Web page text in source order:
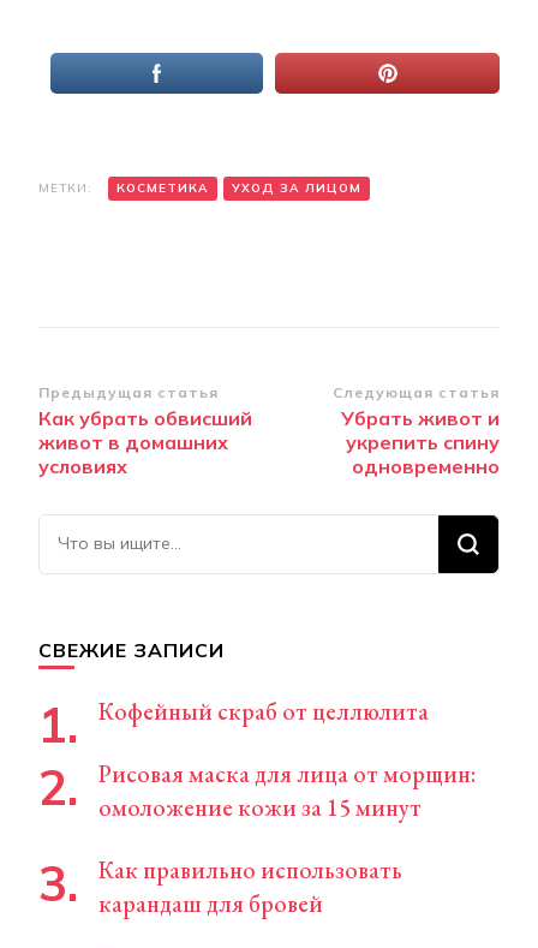
МЕТКИ: КОСМЕТИКА УХОД ЗА ЛИЦОМ
Навигация
по
записям
Предыдущая статья
Как убрать обвисший
живот в домашних
условиях
Следующая статья
Убрать живот и
укрепить спину
одновременно
Ищите
что-
СВЕЖИЕ ЗАПИСИ
Кофейный скраб от целлюлита
Рисовая маска для лица от морщин:
омоложение кожи за 15 минут
Как правильно использовать
карандаш для бровей